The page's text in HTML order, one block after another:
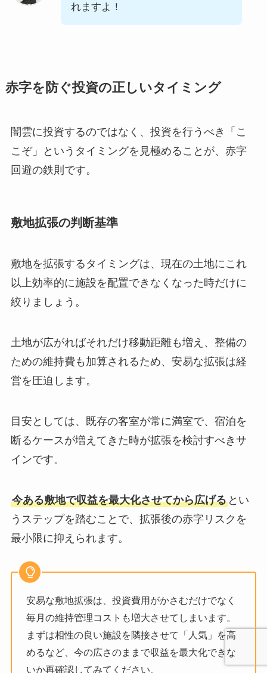
れますよ！
赤字を防ぐ投資の正しいタイミング
闇雲に投資するのではなく、投資を行うべき「こ
こぞ」というタイミングを見極めることが、赤字
回避の鉄則です。
敷地拡張の判断基準
敷地を拡張するタイミングは、現在の土地にこれ
以上効率的に施設を配置できなくなった時だけに
絞りましょう。
土地が広がればそれだけ移動距離も増え、整備の
ための維持費も加算されるため、安易な拡張は経
営を圧迫します。
目安としては、既存の客室が常に満室で、宿泊を
断るケースが増えてきた時が拡張を検討すべきサ
インです。
今ある敷地で収益を最大化させてから広げるとい
うステップを踏むことで、拡張後の赤字リスクを
最小限に抑えられます。
安易な敷地拡張は、投資費用がかさむだけでなく
毎月の維持管理コストも増大させてしまいます。
まずは相性の良い施設を隣接させて「人気」を高
めるなど、今の広さのままで収益を最大化できな
いか再確認してみてください。